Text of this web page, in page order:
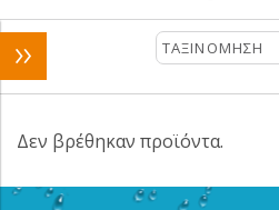
ΤΑΞΙΝΟΜΗΣΗ
Δεν βρέθηκαν προϊόντα.